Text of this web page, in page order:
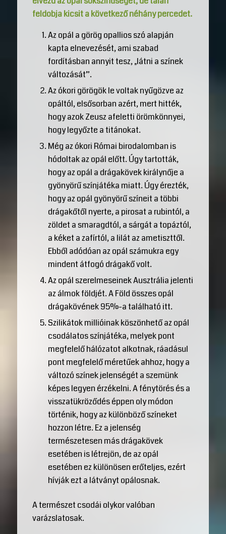
feldobja kicsit a következő néhány percedet.
Az opál a görög opallios szó alapján
kapta elnevezését, ami szabad
fordításban annyit tesz, „látni a színek
változását”.
Az ókori görögök le voltak nyűgözve az
opáltól, elsősorban azért, mert hitték,
hogy azok Zeusz afeletti örömkönnyei,
hogy legyőzte a titánokat.
Még az ókori Római birodalomban is
hódoltak az opál előtt. Úgy tartották,
hogy az opál a drágakövek királynője a
gyönyörű színjátéka miatt. Úgy érezték,
hogy az opál gyönyörű színeit a többi
drágakőtől nyerte, a pirosat a rubintól, a
zöldet a smaragdtól, a sárgát a topáztól,
a kéket a zafírtól, a lilát az ametiszttől.
Ebből adódóan az opál számukra egy
mindent átfogó drágakő volt.
Az opál szerelmeseinek Ausztrália jelenti
az álmok földjét. A Föld összes opál
drágakövének 95%-a található itt.
Szilikátok millióinak köszönhető az opál
csodálatos színjátéka, melyek pont
megfelelő hálózatot alkotnak, ráadásul
pont megfelelő méretűek ahhoz, hogy a
változó színek jelenségét a szemünk
képes legyen érzékelni. A fénytörés és a
visszatükröződés éppen oly módon
történik, hogy az különböző színeket
hozzon létre. Ez a jelenség
természetesen más drágakövek
esetében is létrejön, de az opál
esetében ez különösen erőteljes, ezért
hívják ezt a látványt opálosnak.
A természet csodái olykor valóban
varázslatosak.